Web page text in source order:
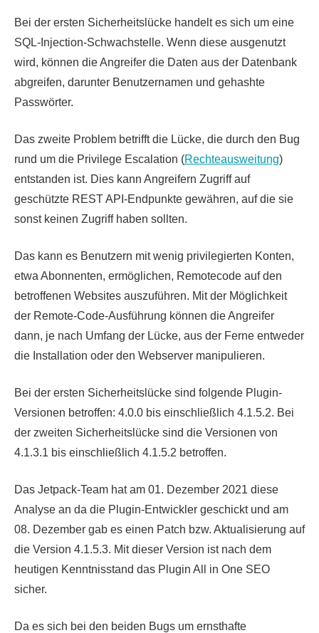
Bei der ersten Sicherheitslücke handelt es sich um eine
SQL-Injection-Schwachstelle. Wenn diese ausgenutzt
wird, können die Angreifer die Daten aus der Datenbank
abgreifen, darunter Benutzernamen und gehashte
Passwörter.
Das zweite Problem betrifft die Lücke, die durch den Bug
rund um die Privilege Escalation (Rechteausweitung)
entstanden ist. Dies kann Angreifern Zugriff auf
geschützte REST API-Endpunkte gewähren, auf die sie
sonst keinen Zugriff haben sollten.
Das kann es Benutzern mit wenig privilegierten Konten,
etwa Abonnenten, ermöglichen, Remotecode auf den
betroffenen Websites auszuführen. Mit der Möglichkeit
der Remote-Code-Ausführung können die Angreifer
dann, je nach Umfang der Lücke, aus der Ferne entweder
die Installation oder den Webserver manipulieren.
Bei der ersten Sicherheitslücke sind folgende Plugin-
Versionen betroffen: 4.0.0 bis einschließlich 4.1.5.2. Bei
der zweiten Sicherheitslücke sind die Versionen von
4.1.3.1 bis einschließlich 4.1.5.2 betroffen.
Das Jetpack-Team hat am 01. Dezember 2021 diese
Analyse an da die Plugin-Entwickler geschickt und am
08. Dezember gab es einen Patch bzw. Aktualisierung auf
die Version 4.1.5.3. Mit dieser Version ist nach dem
heutigen Kenntnisstand das Plugin All in One SEO
sicher.
Da es sich bei den beiden Bugs um ernsthafte